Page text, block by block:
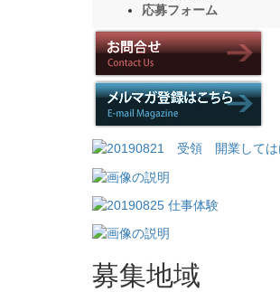
応募フォーム
募集地域